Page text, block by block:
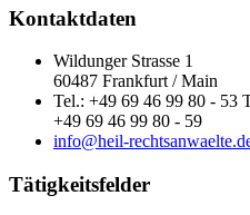
Kontaktdaten
Wildunger Strasse 1
60487 Frankfurt / Main
Tel.: +49 69 46 99 80 - 53
+49 69 46 99 80 - 59
info@heil-
Tätigkeitsfelder